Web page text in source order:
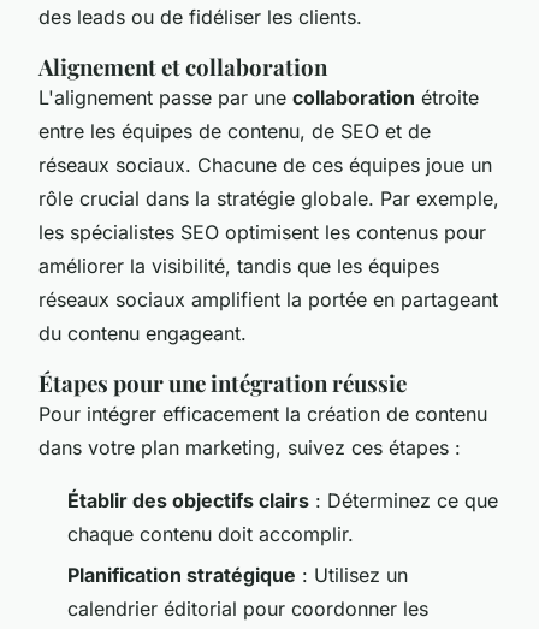
des leads ou de fidéliser les clients.
Alignement et collaboration
L'alignement passe par une collaboration étroite
entre les équipes de contenu, de SEO et de
réseaux sociaux. Chacune de ces équipes joue un
rôle crucial dans la stratégie globale. Par exemple,
les spécialistes SEO optimisent les contenus pour
améliorer la visibilité, tandis que les équipes
réseaux sociaux amplifient la portée en partageant
du contenu engageant.
Étapes pour une intégration réussie
Pour intégrer efficacement la création de contenu
dans votre plan marketing, suivez ces étapes :
Établir des objectifs clairs : Déterminez ce que
chaque contenu doit accomplir.
Planification stratégique : Utilisez un
calendrier éditorial pour coordonner les